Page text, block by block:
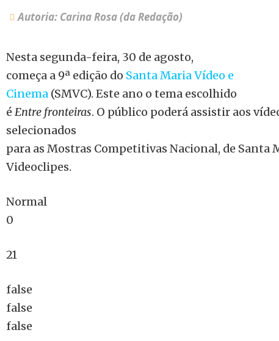
Autoria: Carina Rosa (da Redação)
Nesta segunda-feira, 30 de agosto,
começa a 9ª edição do Santa Maria Vídeo e
Cinema (SMVC). Este ano o tema escolhido
éEntre fronteiras. O público poderá assistir aos
selecionados
para as Mostras Competitivas Nacional, de Santa
Videoclipes.
Normal
0
21
false
false
false